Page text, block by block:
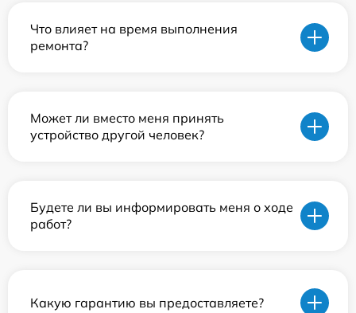
Что влияет на время выполнения
ремонта?
Может ли вместо меня принять
устройство другой человек?
Будете ли вы информировать меня о ходе
работ?
Какую гарантию вы предоставляете?